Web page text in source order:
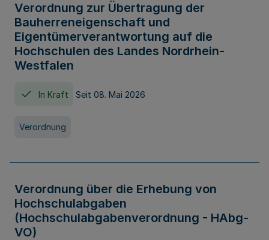
Verordnung zur Übertragung der
Bauherreneigenschaft und
Eigentümerverantwortung auf die
Hochschulen des Landes Nordrhein-
Westfalen
In Kraft Seit 08. Mai 2026
Verordnung
Verordnung über die Erhebung von
Hochschulabgaben
(Hochschulabgabenverordnung - HAbg-
VO)